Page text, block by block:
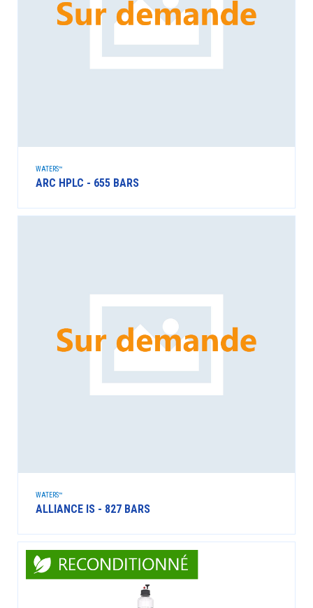
WATERS™
ARC HPLC - 655 BARS
WATERS™
ALLIANCE IS - 827 BARS